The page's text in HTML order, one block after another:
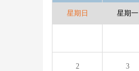
星期日 星期一
2 3